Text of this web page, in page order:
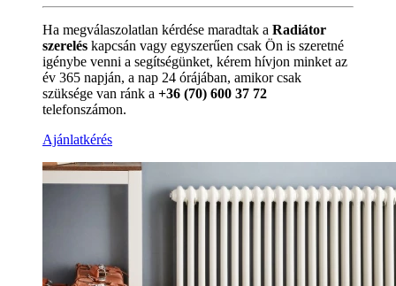
Ha megválaszolatlan kérdése maradtak a Radiátor
szerelés kapcsán vagy egyszerűen csak Ön is szeretné
igénybe venni a segítségünket, kérem hívjon minket az
év 365 napján, a nap 24 órájában, amikor csak
szüksége van ránk a +36 (70) 600 37 72
telefonszámon.
Ajánlatkérés